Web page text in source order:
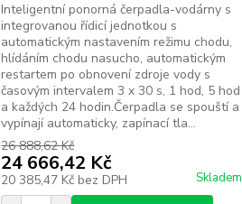
Inteligentní ponorná čerpadla-vodárny s
integrovanou řídicí jednotkou s
automatickým nastavením režimu chodu,
hlídáním chodu nasucho, automatickým
restartem po obnovení zdroje vody s
časovým intervalem 3 x 30 s, 1 hod, 5 hod
a každých 24 hodin.Čerpadla se spouští a
vypínají automaticky, zapínací tla...
26 888,62 Kč
24 666,42 Kč
20 385,47 Kč bez DPH Skladem